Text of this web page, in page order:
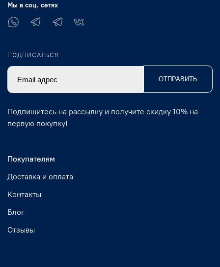
Покупателям
Доставка и оплата
Контакты
Блог
Отзывы
Мы в соц. сетях
ПОДПИСАТЬСЯ
ОТПРАВИТЬ
Подпишитесь на рассылку и получите скидку 10% на
первую покупку!